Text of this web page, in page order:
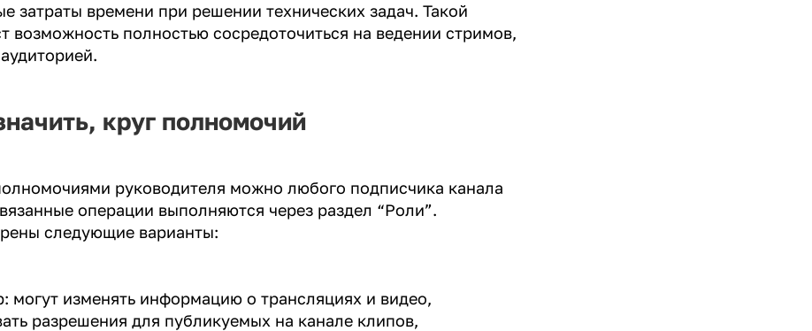
затраты времени при решении технических задач. Такой
возможность полностью сосредоточиться на ведении стримов,
круг полномочий
руководителя можно любого подписчика канала
операции выполняются через раздел “Роли”.
следующие варианты:
могут изменять информацию о трансляциях и видео,
разрешения для публикуемых на канале клипов,